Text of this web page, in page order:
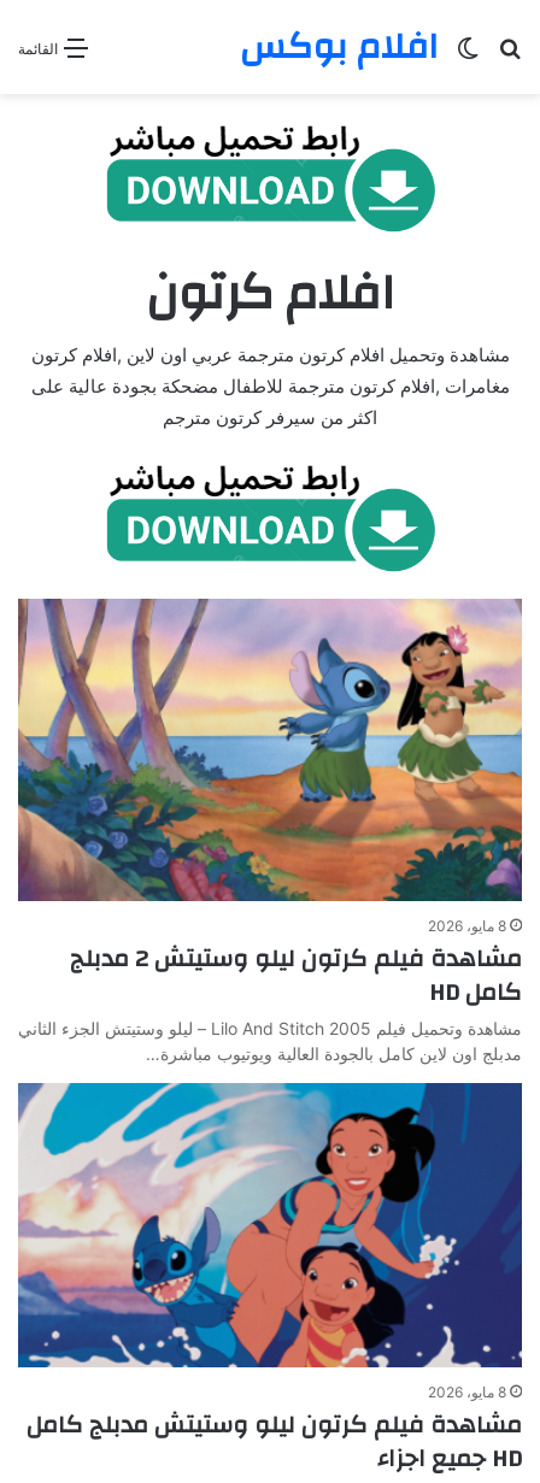
القائمة افلام بوكس بحث عنالوضع المظلم
افلام كرتون
مشاهدة وتحميل افلام كرتون مترجمة عربي اون لاين ,افلام كرتون
مغامرات ,افلام كرتون مترجمة للاطفال مضحكة بجودة عالية على
اكثر من سيرفر كرتون مترجم
8 مايو، 2026
مشاهدة فيلم كرتون ليلو وستيتش 2 مدبلج
كامل HD
مشاهدة وتحميل فيلم Lilo And Stitch 2005 – ليلو وستيتش الجزء الثاني
مدبلج اون لاين كامل بالجودة العالية ويوتيوب مباشرة…
8 مايو، 2026
مشاهدة فيلم كرتون ليلو وستيتش مدبلج كامل
HD جميع اجزاء